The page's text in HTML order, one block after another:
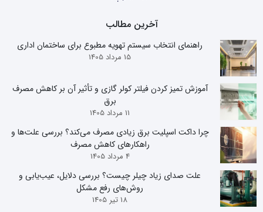
آخرین مطالب
راهنمای انتخاب سیستم تهویه مطبوع برای ساختمان اداری
15 مرداد 1405
آموزش تمیز کردن فیلتر کولر گازی و تأثیر آن بر کاهش مصرف
برق
11 مرداد 1405
چرا داکت اسپلیت برق زیادی مصرف می‌کند؟ بررسی علت‌ها و
راهکارهای کاهش مصرف
4 مرداد 1405
علت صدای زیاد چیلر چیست؟ بررسی دلایل، عیب‌یابی و
روش‌های رفع مشکل
18 تیر 1405